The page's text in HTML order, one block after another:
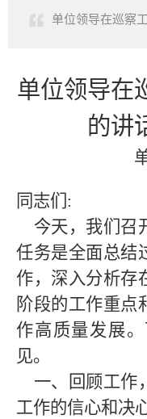
单位领导在巡察
单位领导在
的讲
同志们 :
今天，我们召
任务是全面总结
作，深入分析存
阶段的工作重点
作高质量发展
见。
一、回顾工作
工作的信心和决